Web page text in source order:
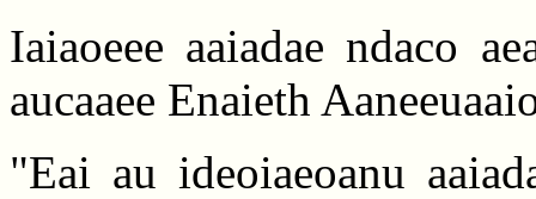
Iaiaoeee aaiadae ndaco
aucaaee Enaieth
"Eai au ideoiaeoanu